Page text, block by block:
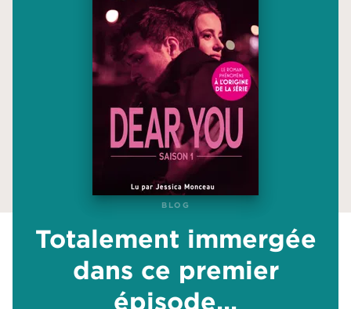
BLOG
Totalement immergée
dans ce premier
épisode...
BLOG
Totalement immergée
dans ce premier
épisode...